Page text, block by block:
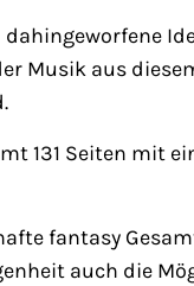
Musik aus
131 Seiten mit
fantasy
auch die